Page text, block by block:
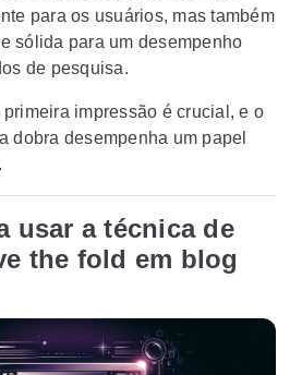
para os usuários, mas também
sólida para um desempenho
de pesquisa.
primeira impressão é crucial, e o
dobra desempenha um papel
usar a técnica de
the fold em blog